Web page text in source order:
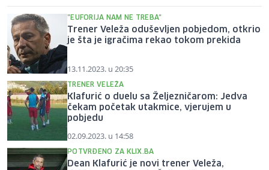
"EUFORIJA NAM NE TREBA"
Trener Veleža oduševljen pobjedom, otkrio
je šta je igračima rekao tokom prekida
13.11.2023. u 20:35
TRENER VELEŽA
Klafurić o duelu sa Željezničarom: Jedva
čekam početak utakmice, vjerujem u
pobjedu
02.09.2023. u 14:58
POTVRĐENO ZA KLIX.BA
Dean Klafurić je novi trener Veleža,